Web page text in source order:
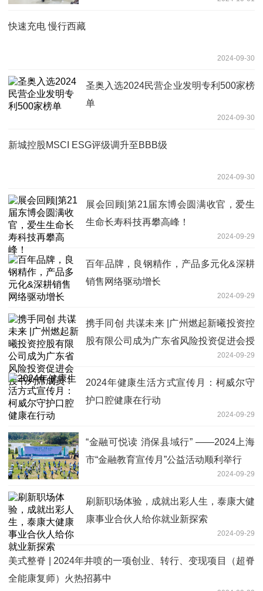
快速充电 慢行西藏
2024-09-30
圣奥入选2024民营企业发明专利500家榜
单
2024-09-30
新城控股MSCI ESG评级调升至BBB级
2024-09-30
展会回顾|第21届东博会圆满收官，爱生
生命长寿科技再攀高峰！
2024-09-29
百年品牌，良钢精作，产品多元化&深耕
销售网络驱动增长
2024-09-29
携手同创 共谋未来 |广州燃起新曦投资控
股有限公司成为广东省风险投资促进会授
2024-09-29
2024年健康生活方式宣传月：柯威尔守
护口腔健康在行动
2024-09-29
“金融可悦读 消保县域行” ——2024上海
市“金融教育宣传月”公益活动顺利举行
2024-09-29
刷新职场体验，成就出彩人生，泰康大健
康事业合伙人给你就业新探索
2024-09-29
美式整脊 | 2024年井喷的一项创业、转行、变现项目（超脊
全能康复师）火热招募中